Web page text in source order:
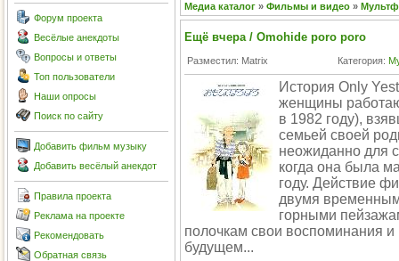
Форум проекта
Весёлые анекдоты
Вопросы и ответы
Топ пользователи
Наши опросы
Поиск по сайту
Добавить фильм музыку
Добавить весёлый анекдот
Правила проекта
Реклама на проекте
Рекомендовать
Обратная связь
Медиа каталог » Фильмы и видео »
Ещё вчера / Omohide poro poro
Разместил: Matrix Категория:
История Only
женщины
в 1982 году),
семьей своей
неожиданно для
когда она была
году. Действие
двумя
горными
полочкам свои воспоминания
будущем...